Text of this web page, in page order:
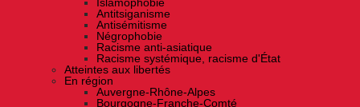
Antitsiganisme
Antisémitisme
Négrophobie
Racisme anti-asiatique
Racisme systémique, racisme d'État
Atteintes aux libertés
En région
Auvergne-Rhône-Alpes
Bourgogne-Franche-Comté